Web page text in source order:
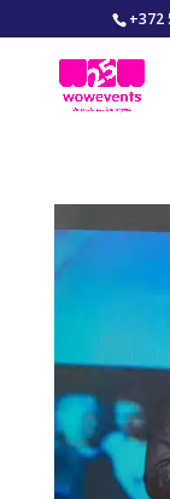
+372